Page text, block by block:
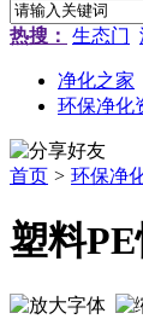
热搜： 生态门
净化之家
环保净化
首页 > 环保净
塑料